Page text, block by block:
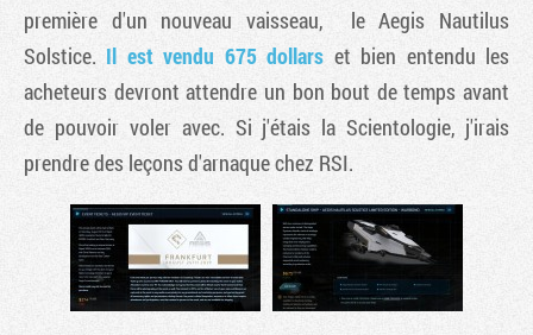
première d'un nouveau vaisseau, le Aegis Nautilus
Solstice. Il est vendu 675 dollars et bien entendu les
acheteurs devront attendre un bon bout de temps avant
de pouvoir voler avec. Si j'étais la Scientologie, j'irais
prendre des leçons d'arnaque chez RSI.